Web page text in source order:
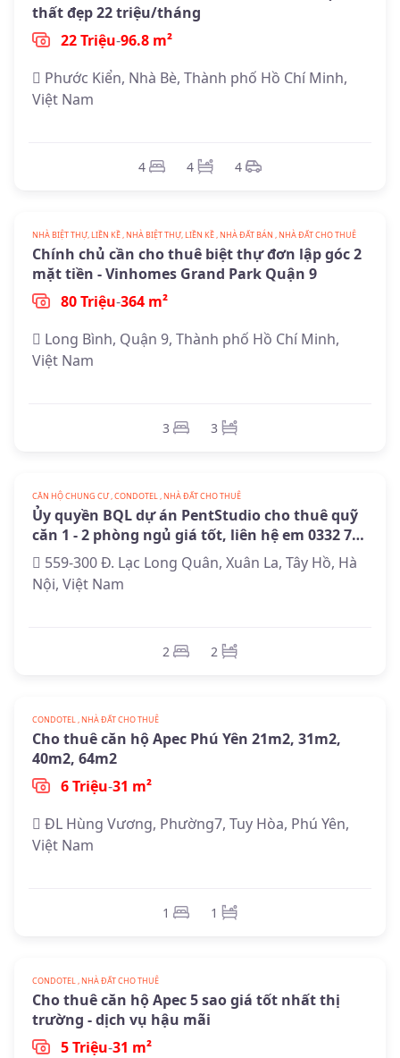
thất đẹp 22 triệu/tháng
22 Triệu-96.8 m²
Phước Kiển, Nhà Bè, Thành phố Hồ Chí Minh,
Việt Nam
4 4 4
NHÀ BIỆT THỰ, LIỀN KỀ , NHÀ BIỆT THỰ, LIỀN KỀ , NHÀ ĐẤT BÁN , NHÀ ĐẤT CHO THUÊ
Chính chủ cần cho thuê biệt thự đơn lập góc 2
mặt tiền - Vinhomes Grand Park Quận 9
80 Triệu-364 m²
Long Bình, Quận 9, Thành phố Hồ Chí Minh,
Việt Nam
3 3
CĂN HỘ CHUNG CƯ , CONDOTEL , NHÀ ĐẤT CHO THUÊ
Ủy quyền BQL dự án PentStudio cho thuê quỹ
căn 1 - 2 phòng ngủ giá tốt, liên hệ em 0332 791
***/Zalo
559-300 Đ. Lạc Long Quân, Xuân La, Tây Hồ, Hà
Nội, Việt Nam
2 2
CONDOTEL , NHÀ ĐẤT CHO THUÊ
Cho thuê căn hộ Apec Phú Yên 21m2, 31m2,
40m2, 64m2
6 Triệu-31 m²
ĐL Hùng Vương, Phường7, Tuy Hòa, Phú Yên,
Việt Nam
1 1
CONDOTEL , NHÀ ĐẤT CHO THUÊ
Cho thuê căn hộ Apec 5 sao giá tốt nhất thị
trường - dịch vụ hậu mãi
5 Triệu-31 m²